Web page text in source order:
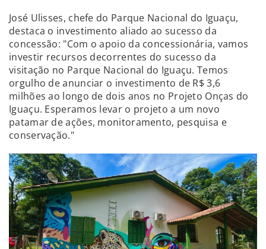
José Ulisses, chefe do Parque Nacional do Iguaçu,
destaca o investimento aliado ao sucesso da
concessão: "Com o apoio da concessionária, vamos
investir recursos decorrentes do sucesso da
visitação no Parque Nacional do Iguaçu. Temos
orgulho de anunciar o investimento de R$ 3,6
milhões ao longo de dois anos no Projeto Onças do
Iguaçu. Esperamos levar o projeto a um novo
patamar de ações, monitoramento, pesquisa e
conservação."